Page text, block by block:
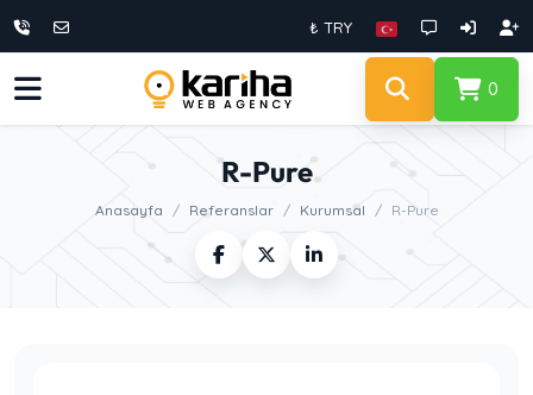
₺ TRY
0
R-Pure
Anasayfa Referanslar Kurumsal R-Pure